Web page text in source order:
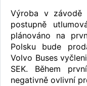
Výroba v závodě
postupně
plánováno na
Polsku bude
Volvo Buses
SEK. Během
negativně ovlivní